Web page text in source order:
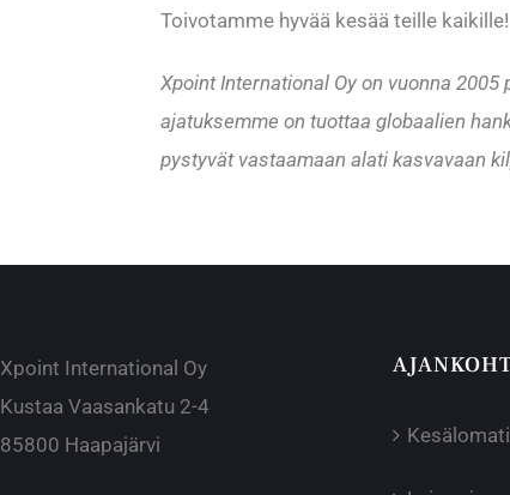
Toivotamme hyvää kesää teille kaikille!
Xpoint International Oy on vuonna
ajatuksemme on tuottaa globaalien
pystyvät vastaamaan alati kasvavaan
Xpoint International Oy
Kustaa Vaasankatu 2-4
85800 Haapajärvi